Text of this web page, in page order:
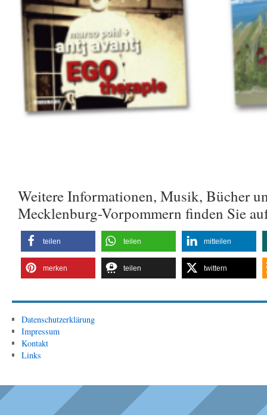
Weitere Informationen, Musik, Bücher
Mecklenburg-Vorpommern finden Sie
teilen teilen mitteilen
merken teilen twittern
Datenschutzerklärung
Impressum
Kontakt
Links